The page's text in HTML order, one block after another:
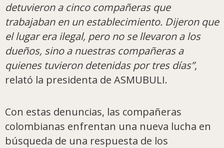
detuvieron a cinco compañeras que
trabajaban en un establecimiento. Dijeron que
el lugar era ilegal, pero no se llevaron a los
dueños, sino a nuestras compañeras a
quienes tuvieron detenidas por tres días”,
relató la presidenta de ASMUBULI.
Con estas denuncias, las compañeras
colombianas enfrentan una nueva lucha en
búsqueda de una respuesta de los